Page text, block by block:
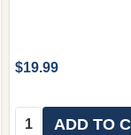
$19.99
Quantity:ADD TO